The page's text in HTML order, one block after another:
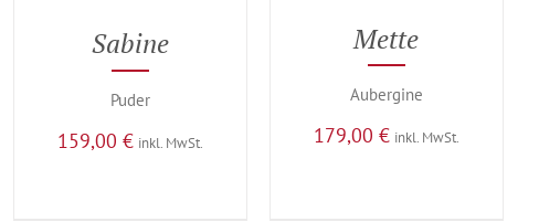
Sabine
Puder
159,00 € inkl. MwSt.
Mette
Aubergine
179,00 € inkl. MwSt.